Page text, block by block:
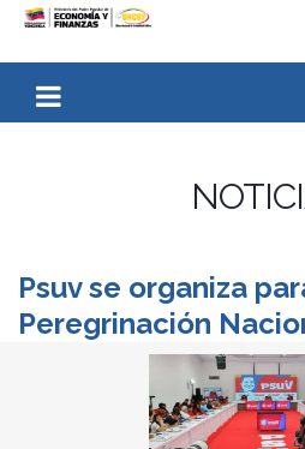
Psuv se organiza
Peregrinación